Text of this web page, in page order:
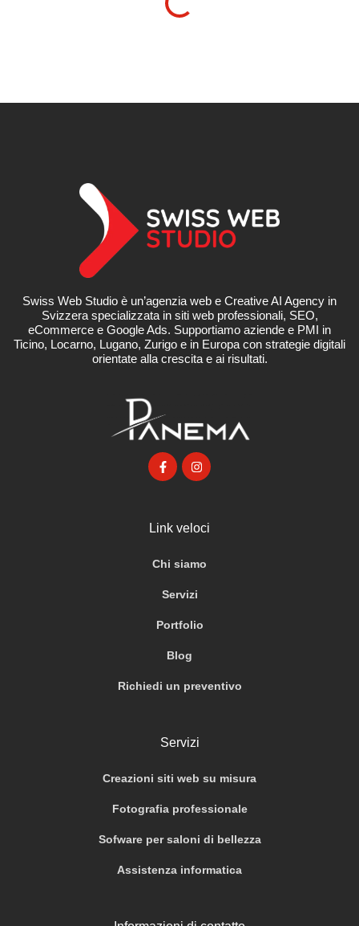
Swiss Web Studio è un’agenzia web e Creative AI Agency in
Svizzera specializzata in siti web professionali, SEO,
eCommerce e Google Ads. Supportiamo aziende e PMI in
Ticino, Locarno, Lugano, Zurigo e in Europa con strategie digitali
orientate alla crescita e ai risultati.
Link veloci
Chi siamo
Servizi
Portfolio
Blog
Richiedi un preventivo
Servizi
Creazioni siti web su misura
Fotografia professionale
Sofware per saloni di bellezza
Assistenza informatica